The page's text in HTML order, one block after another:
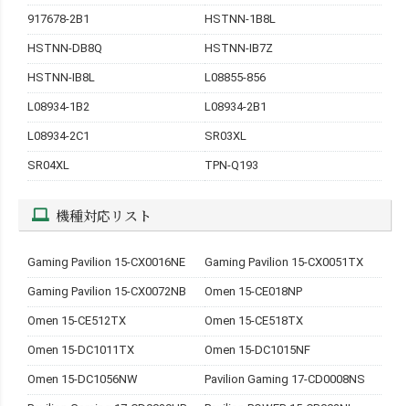
917678-2B1 HSTNN-1B8L
HSTNN-DB8Q HSTNN-IB7Z
HSTNN-IB8L L08855-856
L08934-1B2 L08934-2B1
L08934-2C1 SR03XL
SR04XL TPN-Q193
機種対応リスト
Gaming Pavilion 15-CX0016NE Gaming Pavilion 15-CX0051TX
Gaming Pavilion 15-CX0072NB Omen 15-CE018NP
Omen 15-CE512TX Omen 15-CE518TX
Omen 15-DC1011TX Omen 15-DC1015NF
Omen 15-DC1056NW Pavilion Gaming 17-CD0008NS